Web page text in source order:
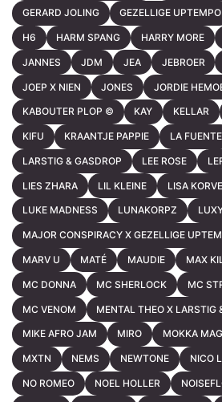
GERARD JOLING GEZELLIGE UPTEMPO
H6 HARM SPANG HARRY MORE
JANNES JDM JEA JEBROER
JOEP X NIEN JONES JORDIE
KABOUTER PLOP © KAY KELLAR
KIFU KRAANTJE PAPPIE LA FUENTE
LARSTIG & GASDROP LEE ROSE
LIES ZHARA LIL KLEINE LISA
LUKE MADNESS LUNAKORPZ
MAJOR CONSPIRACY X GEZELLIGE
MARV U MATÉ MAUDIE MAX
MC DONNA MC SHERLOCK MC
MC VENOM MENTAL THEO X LARSTIG
MIKE AFRO JAM MIRO MOKKA
MXTN NEMS NEWTONE NICO
NO ROMEO NOEL HOLLER